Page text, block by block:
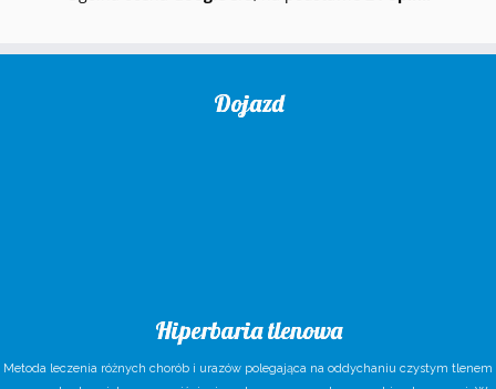
Dojazd
Hiperbaria tlenowa
Metoda leczenia różnych chorób i urazów polegająca na oddychaniu czystym tlenem